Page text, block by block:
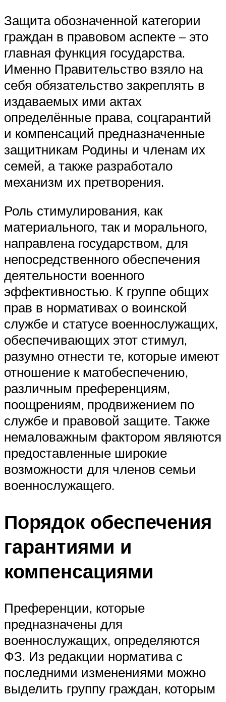
Защита обозначенной категории
граждан в правовом аспекте – это
главная функция государства.
Именно Правительство взяло на
себя обязательство закреплять в
издаваемых ими актах
определённые права, соцгарантий
и компенсаций предназначенные
защитникам Родины и членам их
семей, а также разработало
механизм их претворения.
Роль стимулирования, как
материального, так и морального,
направлена государством, для
непосредственного обеспечения
деятельности военного
эффективностью. К группе общих
прав в нормативах о воинской
службе и статусе военнослужащих,
обеспечивающих этот стимул,
разумно отнести те, которые имеют
отношение к матобеспечению,
различным преференциям,
поощрениям, продвижением по
службе и правовой защите. Также
немаловажным фактором являются
предоставленные широкие
возможности для членов семьи
военнослужащего.
Порядок обеспечения
гарантиями и
компенсациями
Преференции, которые
предназначены для
военнослужащих, определяются
ФЗ. Из редакции норматива с
последними изменениями можно
выделить группу граждан, которым